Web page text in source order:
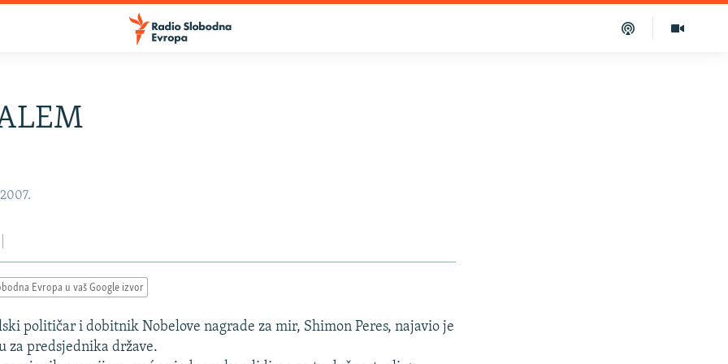
Evropa u vaš Google izvor
političar i dobitnik Nobelove nagrade za mir, Shimon Peres, najavio je
za predsjednika države.